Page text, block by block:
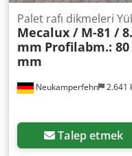
Neukamperfehn 2.641
Palet rafı dikmeleri
Mecalux / M-81 /
mm Profilabm.: 80
mm
Talep etmek